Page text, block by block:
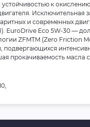
к
и современных
EuroDrive Eco 5W-30 —
ZFMTM (Zero Friction
подвергающихся
прокачиваемость масла